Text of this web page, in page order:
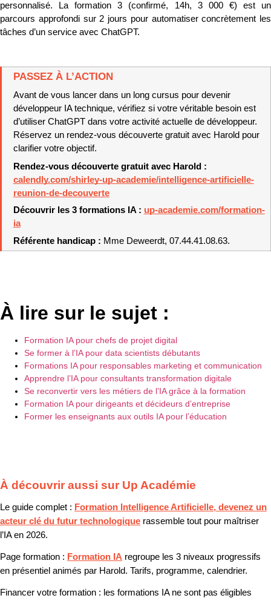
personnalisé. La formation 3 (confirmé, 14h, 3 000 €) est un
parcours approfondi sur 2 jours pour automatiser concrètement les
tâches d’un service avec ChatGPT.
PASSEZ À L’ACTION
Avant de vous lancer dans un long cursus pour devenir
développeur IA technique, vérifiez si votre véritable besoin est
d’utiliser ChatGPT dans votre activité actuelle de développeur.
Réservez un rendez-vous découverte gratuit avec Harold pour
clarifier votre objectif.
calendly.com/shirley-up-academie/intelligence-artificielle-
reunion-de-decouverte
Découvrir les 3 formations IA : up-academie.com/formation-
ia
Référente handicap : Mme Deweerdt, 07.44.41.08.63.
À lire sur le sujet :
Formation IA pour chefs de projet digital
Se former à l’IA pour data scientists débutants
Formations IA pour responsables marketing et communication
Apprendre l’IA pour consultants transformation digitale
Se reconvertir vers les métiers de l’IA grâce à la formation
Formation IA pour dirigeants et décideurs d’entreprise
Former les enseignants aux outils IA pour l’éducation
À découvrir aussi sur Up Académie
Le guide complet : Formation Intelligence Artificielle, devenez un
acteur clé du futur technologique rassemble tout pour maîtriser
l’IA en 2026.
Page formation : Formation IA regroupe les 3 niveaux progressifs
en présentiel animés par Harold. Tarifs, programme, calendrier.
Financer votre formation : les formations IA ne sont pas éligibles